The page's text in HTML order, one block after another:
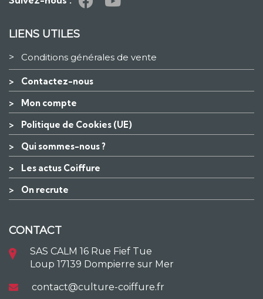
LIENS UTILES
> Conditions générales de vente
> Contactez-nous
> Mon compte
> Politique de Cookies (UE)
> Qui sommes-nous ?
> Les actus Coiffure
> On recrute
CONTACT
SAS CALM 16 Rue Fief Tue
Loup 17139 Dompierre sur Mer
contact@culture-coiffure.fr